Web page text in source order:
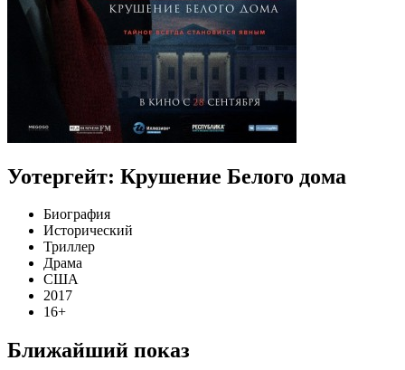
Уотергейт: Крушение Белого дома
Биография
Исторический
Триллер
Драма
США
2017
16+
Ближайший показ